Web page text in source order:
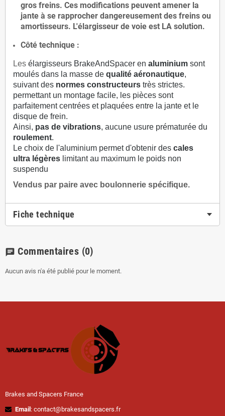
gros freins. Ces modifications peuvent amener la
jante à se rapprocher dangereusement des freins ou
amortisseurs. L'élargisseur de voie est LA solution.
Côté technique :
Les élargisseurs BrakeAndSpacer en aluminium sont
moulés dans la masse de qualité aéronautique,
suivant des normes constructeurs très strictes.
permettant un montage facile, les pièces sont
parfaitement centrées et plaquées entre la jante et le
disque de frein.
Ainsi, pas de vibrations, aucune usure prématurée du
roulement.
Le choix de l'aluminium permet d'obtenir des cales
ultra légères limitant au maximum le poids non
suspendu
Vendus par paire avec boulonnerie spécifique.
Fiche technique
chat Commentaires (0)
Aucun avis n'a été publié pour le moment.
Brakes and Spacers France
Email : contact@brakesandspacers.fr